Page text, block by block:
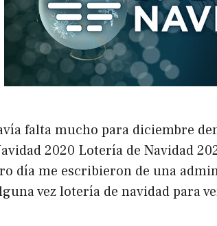
falta mucho para diciembre
2020 Lotería de Navidad
día me escribieron de una
vez lotería de navidad para